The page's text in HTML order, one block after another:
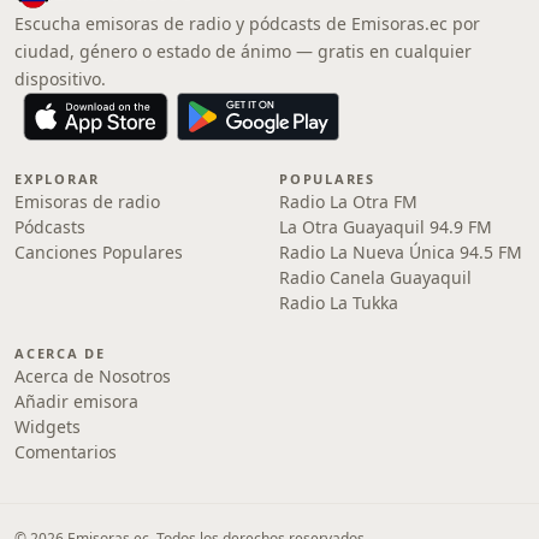
Escucha emisoras de radio y pódcasts de Emisoras.ec por
ciudad, género o estado de ánimo — gratis en cualquier
dispositivo.
EXPLORAR
Emisoras de radio
Pódcasts
Canciones Populares
POPULARES
Radio La Otra FM
La Otra Guayaquil 94.9 FM
Radio La Nueva Única 94.5 FM
Radio Canela Guayaquil
Radio La Tukka
ACERCA DE
Acerca de Nosotros
Añadir emisora
Widgets
Comentarios